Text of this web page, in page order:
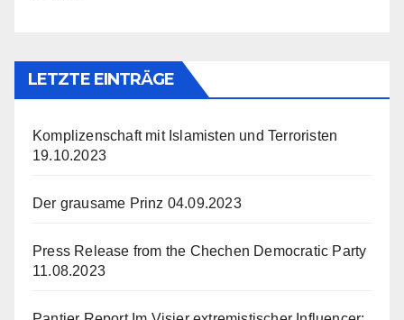
LETZTE EINTRÄGE
Komplizenschaft mit Islamisten und Terroristen
19.10.2023
Der grausame Prinz 04.09.2023
Press Release from the Chechen Democratic Party
11.08.2023